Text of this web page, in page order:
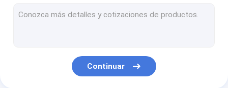
VEGF recombinante
Continuar